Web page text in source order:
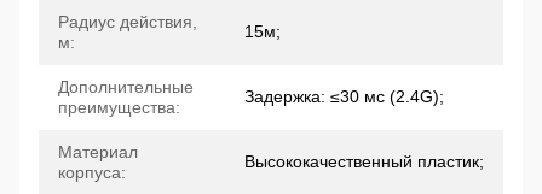
Радиус действия,
м:
15м;
Дополнительные
преимущества:
Задержка: ≤30 мс (2.4G);
Материал
корпуса:
Высококачественный пластик;